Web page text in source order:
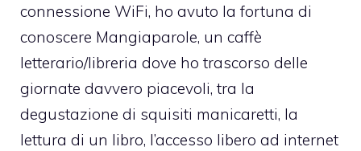
connessione WiFi, ho avuto la fortuna di
conoscere Mangiaparole, un caffè
letterario/libreria dove ho trascorso delle
giornate davvero piacevoli, tra la
degustazione di squisiti manicaretti, la
lettura di un libro, l’accesso libero ad internet